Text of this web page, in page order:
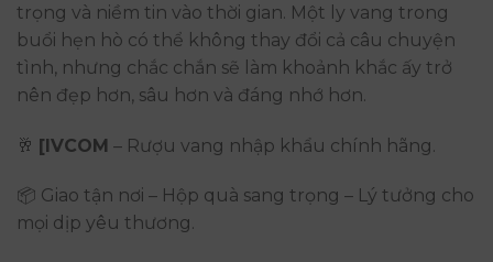
trọng và niềm tin vào thời gian. Một ly vang trong
buổi hẹn hò có thể không thay đổi cả câu chuyện
tình, nhưng chắc chắn sẽ làm khoảnh khắc ấy trở
nên đẹp hơn, sâu hơn và đáng nhớ hơn.
🥂 [IVCOM – Rượu vang nhập khẩu chính hãng.
📦 Giao tận nơi – Hộp quà sang trọng – Lý tưởng cho
mọi dịp yêu thương.